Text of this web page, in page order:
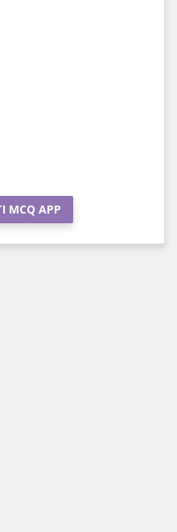
MCQ APP